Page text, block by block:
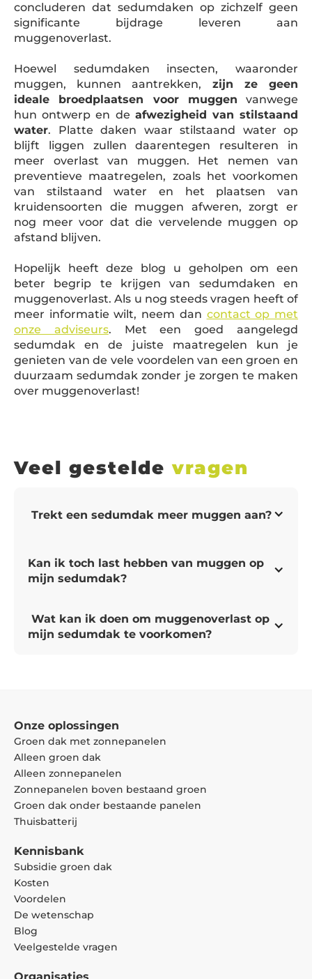
concluderen dat sedumdaken op zichzelf geen
significante bijdrage leveren aan
muggenoverlast.
Hoewel sedumdaken insecten, waaronder
muggen, kunnen aantrekken, zijn ze geen
ideale broedplaatsen voor muggen vanwege
hun ontwerp en de afwezigheid van stilstaand
water. Platte daken waar stilstaand water op
blijft liggen zullen daarentegen resulteren in
meer overlast van muggen. Het nemen van
preventieve maatregelen, zoals het voorkomen
van stilstaand water en het plaatsen van
kruidensoorten die muggen afweren, zorgt er
nog meer voor dat die vervelende muggen op
afstand blijven.
Hopelijk heeft deze blog u geholpen om een
beter begrip te krijgen van sedumdaken en
muggenoverlast. Als u nog steeds vragen heeft of
meer informatie wilt, neem dan contact op met
onze adviseurs. Met een goed aangelegd
sedumdak en de juiste maatregelen kun je
genieten van de vele voordelen van een groen en
duurzaam sedumdak zonder je zorgen te maken
over muggenoverlast!
Veel gesteldevragen
Trekt een sedumdak meer muggen aan?
aantrekkelijker voor muggen omdat ze geen
stilstaand water hebben en de plantjes
eten.
Kan ik toch last hebben van muggen op
mijn sedumdak?
aantrekken, vooral bij waterbronnen zoals
regenpijpen en dakgoten.
mijn sedumdak te voorkomen?
van kruiden zoals lavendel, citroengras,
citronella en munt kan ook helpen vanwege
hun muggenwerende eigenschappen.
Onze oplossingen
Groen dak met zonnepanelen
Alleen groen dak
Alleen zonnepanelen
Zonnepanelen boven bestaand groen
Groen dak onder bestaande panelen
Thuisbatterij
Kennisbank
Subsidie groen dak
Kosten
Voordelen
De wetenschap
Blog
Veelgestelde vragen